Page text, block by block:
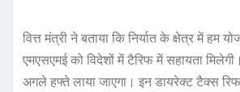
वित्त मंत्री ने बताया कि निर्यात के क्षेत्र में हम
एमएसएमई को विदेशों में टैरिफ में सहायता
अगले हफ्ते लाया जाएगा। इन डायरेक्ट टैक्स